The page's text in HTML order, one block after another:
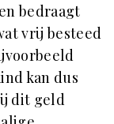
bedraagt
vrij besteed
kan dus
dit geld